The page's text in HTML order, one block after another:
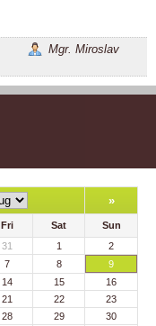
Mgr. Miroslav
»
Fri Sat
Sun
31 1
2
7 8
9
14 15
16
21 22
23
28 29
30